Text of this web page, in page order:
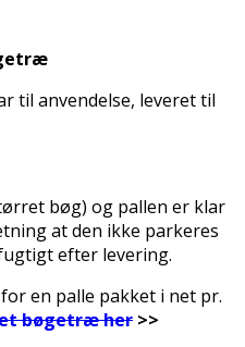
til anvendelse, leveret til
bøg) og pallen er klar
at den ikke parkeres
efter levering.
for en palle pakket i net pr.
bøgetræ her >>